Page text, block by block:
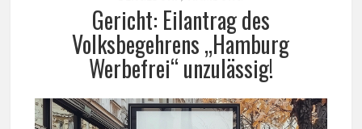
Gericht: Eilantrag des
Volksbegehrens „Hamburg
Werbefrei“ unzulässig!